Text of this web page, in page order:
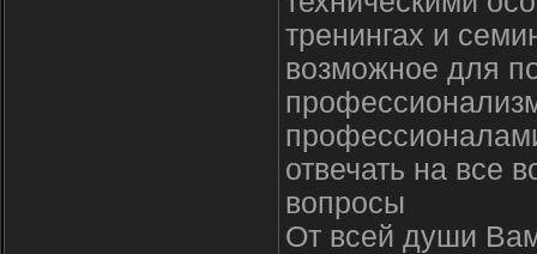
тренингах и
возможное для
отвечать на все
вопросы
От всей души